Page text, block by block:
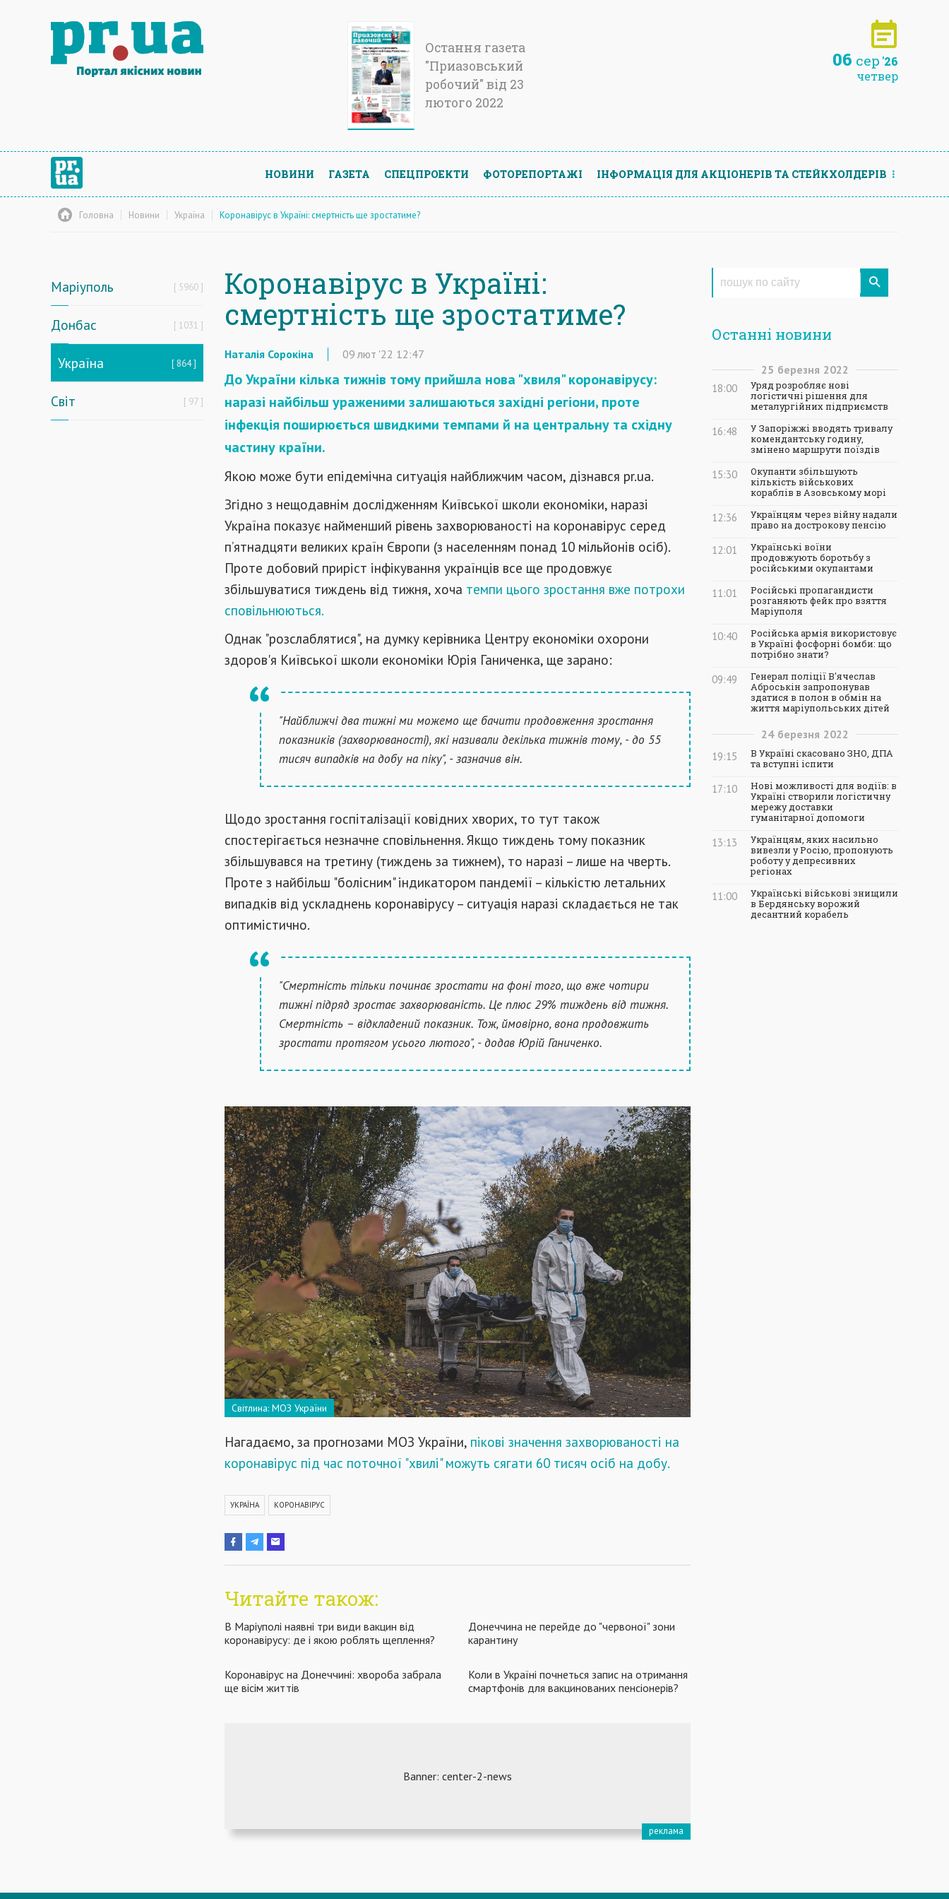
Остання газета
"Приазовський
робочий" від 23
лютого 2022
06 сер '26
четвер
НОВИНИ ГАЗЕТА СПЕЦПРОЕКТИ ФОТОРЕПОРТАЖІ ІНФОРМАЦIЯ ДЛЯ АКЦIОНЕРIВ ТА СТЕЙКХОЛДЕРIВ
Головна Новини Україна Коронавірус в Україні: смертність ще зростатиме?
Маріуполь 5960
Донбас 1031
Україна 864
Світ 97
Коронавірус в Україні:
смертність ще зростатиме?
Наталія Сорокіна 09 лют '22 12:47
До України кілька тижнів тому прийшла нова "хвиля" коронавірусу:
наразі найбільш ураженими залишаються західні регіони, проте
інфекція поширюється швидкими темпами й на центральну та східну
частину країни.
Якою може бути епідемічна ситуація найближчим часом, дізнався pr.ua.
Згідно з нещодавнім дослідженням Київської школи економіки, наразі
Україна показує найменший рівень захворюваності на коронавірус серед
п’ятнадцяти великих країн Європи (з населенням понад 10 мільйонів осіб).
Проте добовий приріст інфікування українців все ще продовжує
збільшуватися тиждень від тижня, хоча темпи цього зростання вже потрохи
сповільнюються.
Однак "розслаблятися", на думку керівника Центру економіки охорони
здоров'я Київської школи економіки Юрія Ганиченка, ще зарано:
"Найближчі два тижні ми можемо ще бачити продовження зростання
показників (захворюваності), які називали декілька тижнів тому, - до 55
тисяч випадків на добу на піку", - зазначив він.
Щодо зростання госпіталізації ковідних хворих, то тут також
спостерігається незначне сповільнення. Якщо тиждень тому показник
збільшувався на третину (тиждень за тижнем), то наразі – лише на чверть.
Проте з найбільш "болісним" індикатором пандемії – кількістю летальних
випадків від ускладнень коронавірусу – ситуація наразі складається не так
оптимістично.
"Смертність тільки починає зростати на фоні того, що вже чотири
тижні підряд зростає захворюваність. Це плюс 29% тиждень від тижня.
Смертність – відкладений показник. Тож, ймовірно, вона продовжить
зростати протягом усього лютого", - додав Юрій Ганиченко.
Світлина: МОЗ України
Нагадаємо, за прогнозами МОЗ України, пікові значення захворюваності на
коронавірус під час поточної "хвилі" можуть сягати 60 тисяч осіб на добу.
УКРАЇНА КОРОНАВІРУС
Читайте також:
В Маріуполі наявні три види вакцин від
коронавірусу: де і якою роблять щеплення?
Донеччина не перейде до "червоної" зони
карантину
Коронавірус на Донеччині: хвороба забрала
ще вісім життів
Коли в Україні почнеться запис на отримання
смартфонів для вакцинованих пенсіонерів?
Останні новини
25 березня 2022
18:00
Уряд розробляє нові
логістичні рішення для
металургійних підприємств
16:48
У Запоріжжі вводять тривалу
комендантську годину,
змінено маршрути поїздів
15:30
Окупанти збільшують
кількість військових
кораблів в Азовському морі
12:36
Українцям через війну надали
право на дострокову пенсію
12:01
Українські воїни
продовжують боротьбу з
російськими окупантами
11:01
Російські пропагандисти
розганяють фейк про взяття
Маріуполя
10:40
Російська армія використовує
в Україні фосфорні бомби: що
потрібно знати?
09:49
Генерал поліції В'ячеслав
Аброськін запропонував
здатися в полон в обмін на
життя маріупольських дітей
24 березня 2022
19:15
В Україні скасовано ЗНО, ДПА
та вступні іспити
17:10
Нові можливості для водіїв: в
Україні створили логістичну
мережу доставки
гуманітарної допомоги
13:13
Українцям, яких насильно
вивезли у Росію, пропонують
роботу у депресивних
регіонах
11:00
Українські військові знищили
в Бердянську ворожий
десантний корабель